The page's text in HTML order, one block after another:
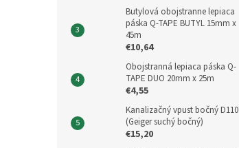
Butylová obojstranne lepiaca
páska Q-TAPE BUTYL 15mm x
45m
€10,64
Obojstranná lepiaca páska Q-
TAPE DUO 20mm x 25m
€4,55
Kanalizačný vpust bočný D110
(Geiger suchý bočný)
€15,20